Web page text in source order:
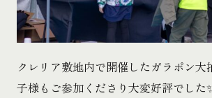
クレリア敷地内で開催したガラポン大
子様もご参加くださり大変好評でした